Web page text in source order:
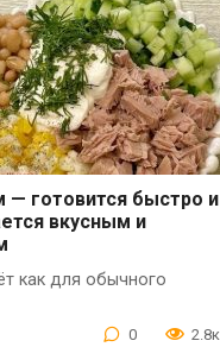
— готовится быстро и
вкусным и
как для обычного
0 2.8к.